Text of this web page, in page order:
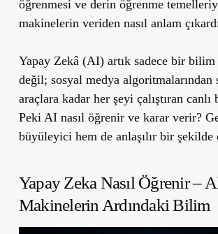
öğrenmesi ve derin öğrenme
makinelerin veriden nasıl anlam
Yapay Zekâ (AI) artık sadece bir
değil; sosyal medya algoritmalarından
araçlara kadar her şeyi çalıştıran canlı
Peki AI nasıl öğrenir ve karar verir?
büyüleyici hem de anlaşılır bir şekilde
Yapay Zeka Nasıl Öğrenir –
Makinelerin Ardındaki Bilim